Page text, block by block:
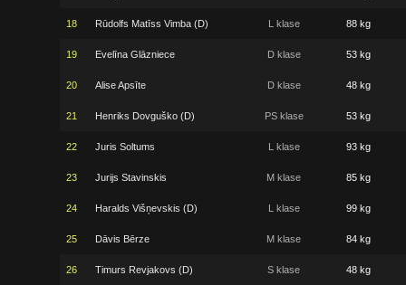
18 Rūdolfs Matīss Vimba (D) L klase 88 kg
19 Evelīna Glāzniece D klase 53 kg
20 Alise Apsīte D klase 48 kg
21 Henriks Dovguško (D) PS klase 53 kg
22 Juris Soltums L klase 93 kg
23 Jurijs Stavinskis M klase 85 kg
24 Haralds Višņevskis (D) L klase 99 kg
25 Dāvis Bērze M klase 84 kg
26 Timurs Revjakovs (D) S klase 48 kg